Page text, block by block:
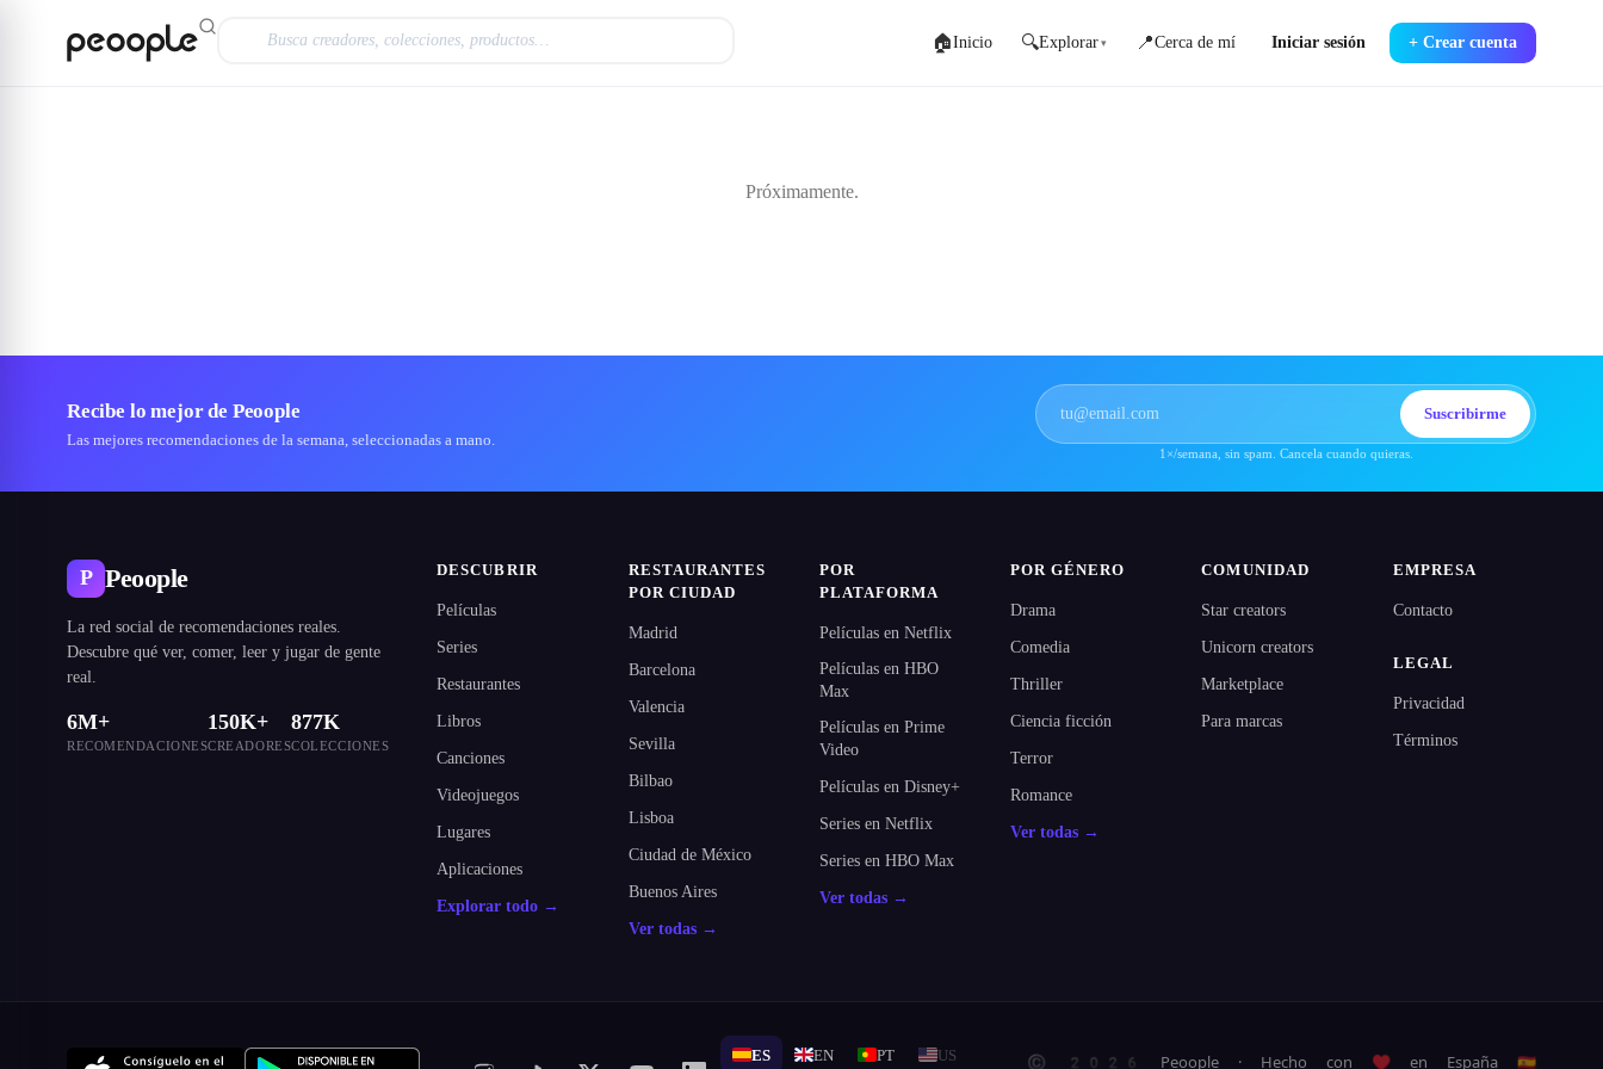
🏠Inicio 🔍Explorar ▾ 📍Cerca de mí Iniciar sesión + Crear cuenta
Próximamente.
Recibe lo mejor de Peoople
Las mejores recomendaciones de la semana, seleccionadas a mano.
Suscribirme
1×/semana, sin spam. Cancela cuando quieras.
P Peoople
La red social de recomendaciones reales.
Descubre qué ver, comer, leer y jugar de gente
real.
6M+
RECOMENDACIONES
150K+
CREADORES
877K
COLECCIONES
DESCUBRIR
Películas
Series
Restaurantes
Libros
Canciones
Videojuegos
Lugares
Aplicaciones
Explorar todo →
RESTAURANTES
POR CIUDAD
Madrid
Barcelona
Valencia
Sevilla
Bilbao
Lisboa
Ciudad de México
Buenos Aires
Ver todas →
POR
PLATAFORMA
Películas en Netflix
Películas en HBO
Max
Películas en Prime
Video
Películas en Disney+
Series en Netflix
Series en HBO Max
Ver todas →
POR GÉNERO
Drama
Comedia
Thriller
Ciencia ficción
Terror
Romance
Ver todas →
COMUNIDAD
Star creators
Unicorn creators
Marketplace
Para marcas
EMPRESA
Contacto
LEGAL
Privacidad
Términos
ES EN PT US © 2026 Peoople · Hecho con ♥ en España 🇪🇸